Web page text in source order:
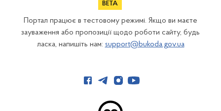
Портал працює в тестовому режимі. Якщо ви маєте
зауваження або пропозиції щодо роботи сайту, будь
ласка, напишіть нам: support@bukoda.gov.ua